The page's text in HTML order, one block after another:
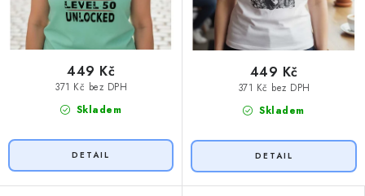
Skladem
371 Kč bez DPH
449 Kč
Skladem
371 Kč bez DPH
449 Kč